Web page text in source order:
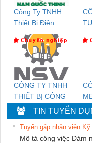
Công Ty TNHH
Thiết Bị Điện
Nam Quốc Thịnh
CÔNG TY TNHH
THIẾT BỊ CÔNG
NGHIỆP NIHON
SETSUBI VIỆT
NAM
TIN TUYỂN
Tuyển gấp nhân viên
Mô tả công việc Đảm